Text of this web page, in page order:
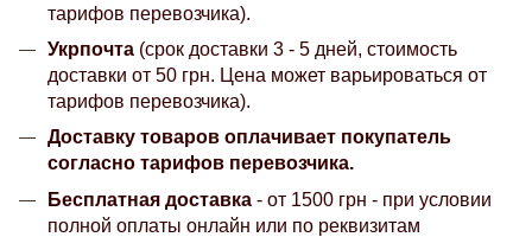
тарифов перевозчика).
Укрпочта (срок доставки 3 - 5 дней, стоимость
доставки от 50 грн. Цена может варьироваться от
тарифов перевозчика).
Доставку товаров оплачивает покупатель
согласно тарифов перевозчика.
Бесплатная доставка - от 1500 грн - при условии
полной оплаты онлайн или по реквизитам